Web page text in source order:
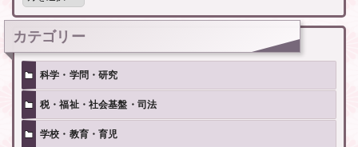
記
事
カテゴリー
科学・学問・研究
税・福祉・社会基盤・司法
学校・教育・育児